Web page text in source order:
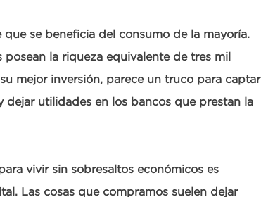
se beneficia del consumo de la mayoría.
la riqueza equivalente de tres mil
mejor inversión, parece un truco para captar
dejar utilidades en los bancos que prestan la
vivir sin sobresaltos económicos es
Las cosas que compramos suelen dejar